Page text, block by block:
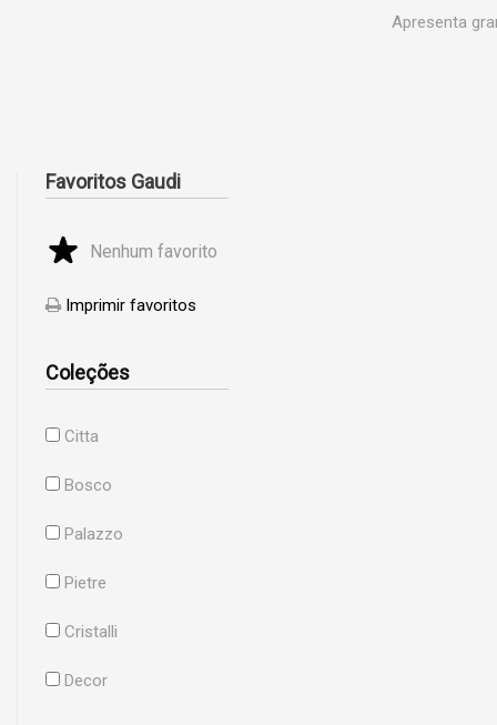
Apresenta
Favoritos Gaudi
Nenhum favorito
Imprimir favoritos
Coleções
Citta
Bosco
Palazzo
Pietre
Cristalli
Decor